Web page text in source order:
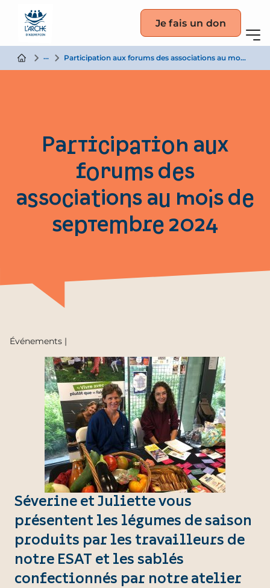
Je fais un don
Actualité Participation aux forums des associations au mois de septembre 2024
Participation aux
forums des
associations au mois de
septembre 2024
Séverine et Juliette vous
présentent les légumes de saison
produits par les travailleurs de
notre ESAT et les sablés
confectionnés par notre atelier
Événements |